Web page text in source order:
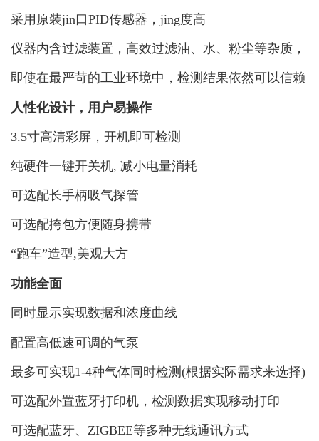
采用原装jin口PID传感器，jing度高
仪器内含过滤装置，高效过滤油、水、粉尘等杂质，
即使在最严苛的工业环境中，检测结果依然可以信赖
人性化设计，用户易操作
3.5寸高清彩屏，开机即可检测
纯硬件一键开关机, 减小电量消耗
可选配长手柄吸气探管
可选配挎包方便随身携带
“跑车”造型,美观大方
功能全面
同时显示实现数据和浓度曲线
配置高低速可调的气泵
最多可实现1-4种气体同时检测(根据实际需求来选择)
可选配外置蓝牙打印机，检测数据实现移动打印
可选配蓝牙、ZIGBEE等多种无线通讯方式